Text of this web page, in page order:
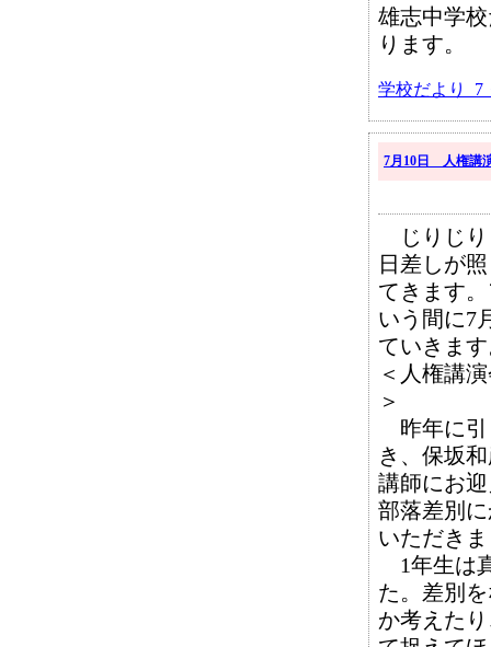
雄志中学
ります。
学校だより_7
7月10日 人権講
じりじり
日差しが
てきます
いう間に7
ていきま
＜人権講
＞
昨年に引
き、保坂
講師にお
部落差別
いただき
1年生は
た。差別
か考えた